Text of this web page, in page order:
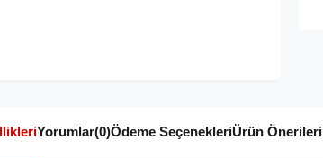
Yorumlar(0)Ödeme SeçenekleriÜrün Önerileri